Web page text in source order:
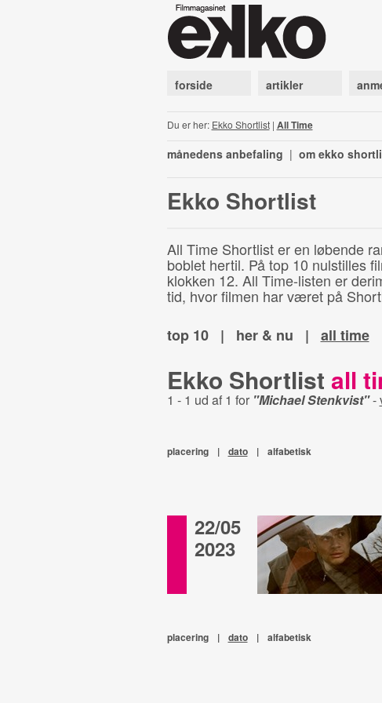
forside artikler
Du er her: Ekko Shortlist| All Time
månedens anbefaling | om ekko
Ekko Shortlist
All Time Shortlist er en løbende
boblet hertil. På top 10 nulstilles
klokken 12. All Time-listen er
tid, hvor filmen har været på
top 10
| her & nu | all time
Ekko Shortlist all
1 - 1 ud af 1 for "Michael Stenkvist"-
placering | dato | alfabetisk
22/05
2023
placering | dato | alfabetisk